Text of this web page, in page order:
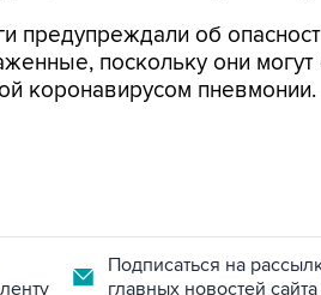
предупреждали об
поскольку они могут
коронавирусом пневмонии.
Подписаться на
главных новостей сайта